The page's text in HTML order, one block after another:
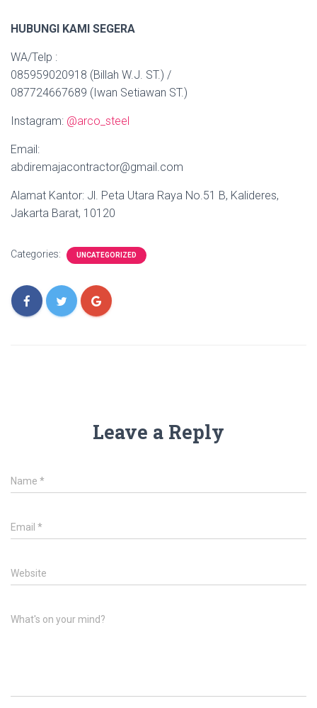
HUBUNGI KAMI SEGERA
WA/Telp :
085959020918 (Billah W.J. ST.) /
087724667689 (Iwan Setiawan ST.)
Instagram: @arco_steel
Email:
abdiremajacontractor@gmail.com
Alamat Kantor: Jl. Peta Utara Raya No.51 B, Kalideres,
Jakarta Barat, 10120
Categories: UNCATEGORIZED
Leave a Reply
Name *
Email *
Website
What's on your mind?